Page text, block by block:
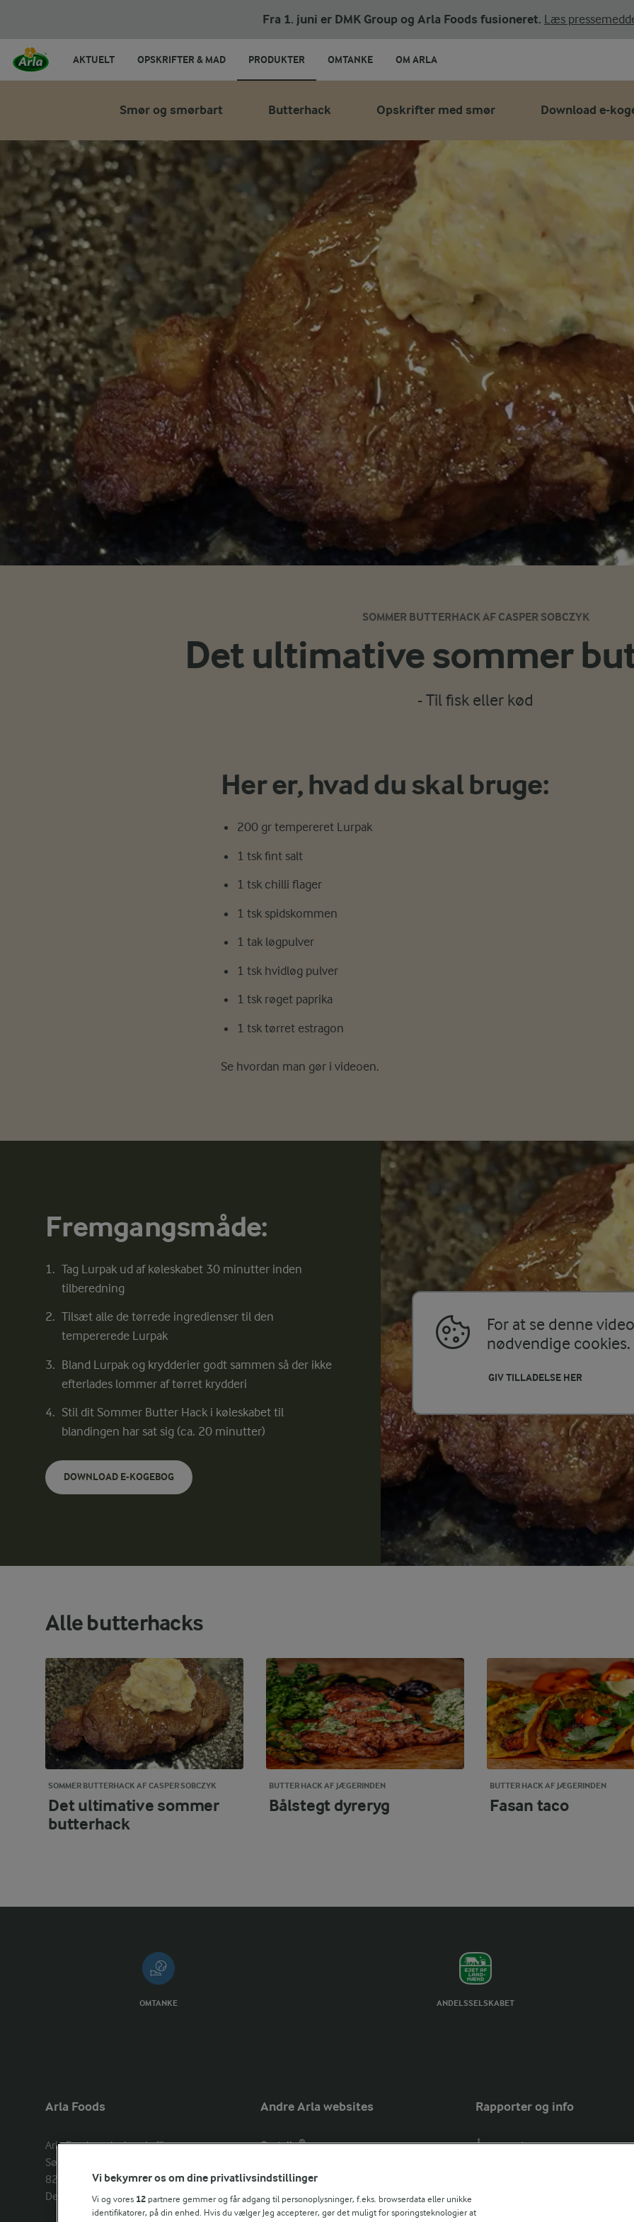
Fra 1. juni er DMK Group og Arla Foods fusioneret. Læs
AKTUELT OPSKRIFTER & MAD PRODUKTER OMTANKE OM ARLA
Smør og smørbart Butterhack Opskrifter med smør Download e-
SOMMER BUTTERHACK AF CASPER SOBCZYK
Det ultimative sommer
- Til fisk eller kød
Her er, hvad du skal bruge:
200 gr tempereret Lurpak
1 tsk fint salt
1 tsk chilli flager
1 tsk spidskommen
1 tak løgpulver
1 tsk hvidløg pulver
1 tsk røget paprika
1 tsk tørret estragon
Se hvordan man gør i videoen.
Fremgangsmåde:
Tag Lurpak ud af køleskabet 30 minutter inden
tilberedning
Tilsæt alle de tørrede ingredienser til den
tempererede Lurpak
Bland Lurpak og krydderier godt sammen så der ikke
efterlades lommer af tørret krydderi
Stil dit Sommer Butter Hack i køleskabet til
blandingen har sat sig (ca. 20 minutter)
DOWNLOAD E-KOGEBOG
For at se denne
nødvendige cookies.
GIV TILLADELSE HER
Alle butterhacks
SOMMER BUTTERHACK AF CASPER SOBCZYK
Det ultimative sommer
butterhack
BUTTER HACK AF JÆGERINDEN
Bålstegt dyreryg
BUTTER HACK AF JÆGERINDEN
Fasan taco
OMTANKE ANDELSSELSKABET
Arla Foods
Arla Foods amba head office
Sønderhøj 14,
8260 Viby J
Denmark
Andre Arla websites
Castello®
Arla Unika
Arla shop
Rapporter og info
Årsrapport
Arla Foods
Vi bekymrer os om dine privatlivsindstillinger
Vi og vores 12 partnere gemmer og får adgang til personoplysninger, f.eks. browserdata eller unikke
identifikatorer, på din enhed. Hvis du vælger Jeg accepterer, gør det muligt for sporingsteknologier at